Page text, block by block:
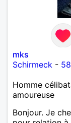
mks
Schirmeck -
Homme
amoureuse
Bonjour. Je